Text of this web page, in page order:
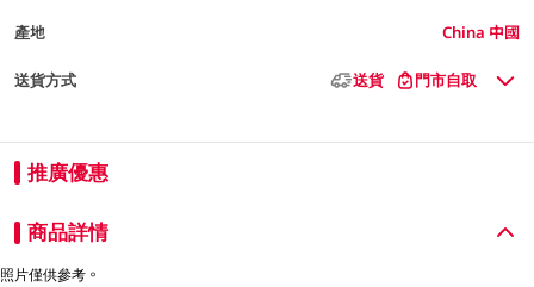
產地 China 中國
送貨方式 送貨 門市自取
推廣優惠
商品詳情
照片僅供參考。